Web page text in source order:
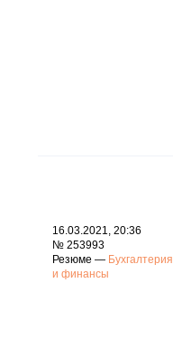
16.03.2021, 20:36
№ 253993
Резюме — Бухгалтерия
и финансы